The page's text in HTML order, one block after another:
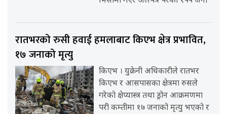
रातभरको रुसी हवाई हमलाबाट किएभ क्षेत्र प्रभावित,
१७ जनाको मृत्यु
किएभ । युक्रेनी अधिकारीले रातभर
किएभ र आसपासका क्षेत्रमा रुसले
गरेको क्षेप्यास्त्र तथा ड्रोन आक्रमणमा
परी कम्तीमा १७ जनाको मृत्यु भएको र